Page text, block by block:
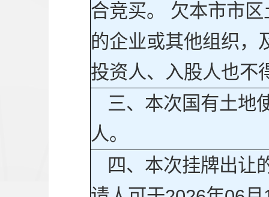
合竞买。 欠本市市
的企业或其他组织，
投资人、入股人也不
三、本次国有土地
人。
四、本次挂牌出让